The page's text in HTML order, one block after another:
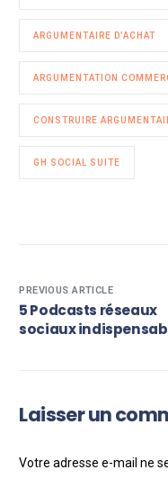
ARGUMENTAIRE D’ACHAT
ARGUMENTATION
CONSTRUIRE
GH SOCIAL SUITE
PREVIOUS ARTICLE
5 Podcasts réseaux
sociaux
Laisser un
Votre adresse e-mail ne